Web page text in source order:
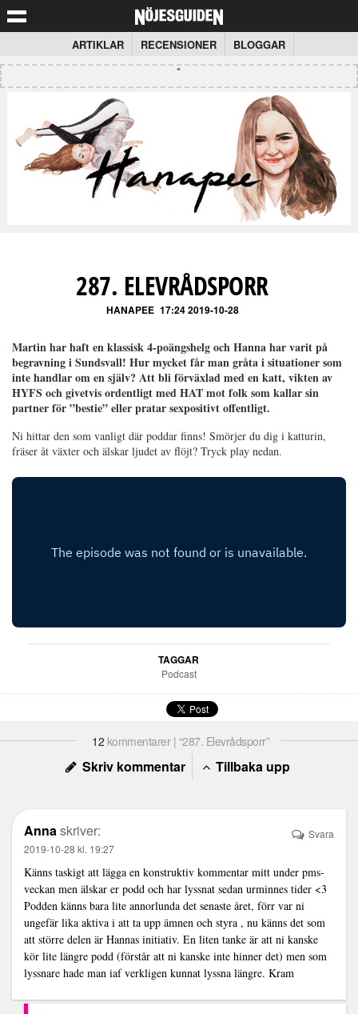
ARTIKLAR RECENSIONER BLOGGAR
287. ELEVRÅDSPORR
HANAPEE 17:24 2019-10-28
Martin har haft en klassisk 4-poängshelg och Hanna har varit på
begravning i Sundsvall! Hur mycket får man gråta i situationer som
inte handlar om en själv? Att bli förväxlad med en katt, vikten av
HYFS och givetvis ordentligt med HAT mot folk som kallar sin
partner för ”bestie” eller pratar sexpositivt offentligt.
Ni hittar den som vanligt där poddar finns! Smörjer du dig i katturin,
fräser åt växter och älskar ljudet av flöjt? Tryck play nedan.
TAGGAR
Podcast
12 kommentarer | “287. Elevrådsporr”
Skriv kommentar Tillbaka upp
Annaskriver:
2019-10-28 kl. 19:27
Känns taskigt att lägga en konstruktiv kommentar mitt under pms-
veckan men älskar er podd och har lyssnat sedan urminnes tider <3
Podden känns bara lite annorlunda det senaste året, förr var ni
ungefär lika aktiva i att ta upp ämnen och styra , nu känns det som
att större delen är Hannas initiativ. En liten tanke är att ni kanske
kör lite längre podd (förstår att ni kanske inte hinner det) men som
lyssnare hade man iaf verkligen kunnat lyssna längre. Kram
Svara